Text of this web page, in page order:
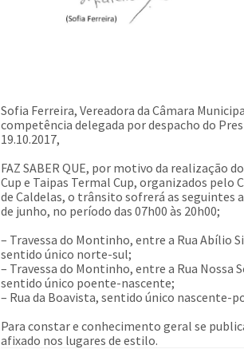
Sofia Ferreira, Vereadora da Câmara
competência delegada por despacho do
19.10.2017,
FAZ SABER QUE, por motivo da realização
Cup e Taipas Termal Cup, organizados pelo
de Caldelas, o trânsito sofrerá as seguintes
de junho, no período das 07h00 às 20h00;
– Travessa do Montinho, entre a Rua Abílio
sentido único norte-sul;
– Travessa do Montinho, entre a Rua Nossa
sentido único poente-nascente;
– Rua da Boavista, sentido único nascente-
Para constar e conhecimento geral se
afixado nos lugares de estilo.